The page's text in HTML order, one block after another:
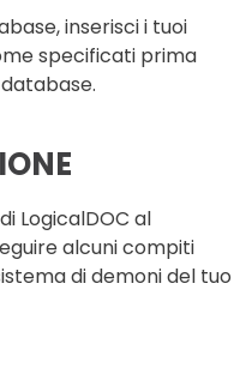
inserisci i tuoi
specificati prima
LogicalDOC al
alcuni compiti
di demoni del tuo